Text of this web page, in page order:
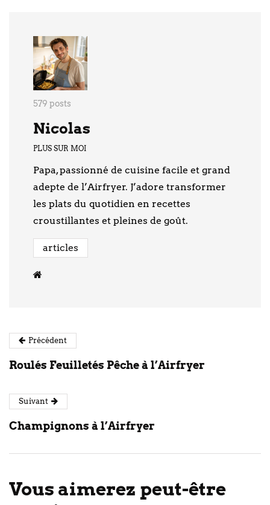
579 posts
Nicolas
PLUS SUR MOI
Papa, passionné de cuisine facile et grand
adepte de l’Airfryer. J’adore transformer
les plats du quotidien en recettes
croustillantes et pleines de goût.
articles
Précédent
Roulés Feuilletés Pêche à l’Airfryer
Suivant
Champignons à l’Airfryer
Vous aimerez peut-être